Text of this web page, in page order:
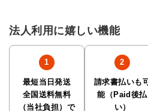
法人利用に嬉しい機能
最短当日発送
全国送料無料
（当社負担）で
請求書払いも可
能（Paid後払
い）